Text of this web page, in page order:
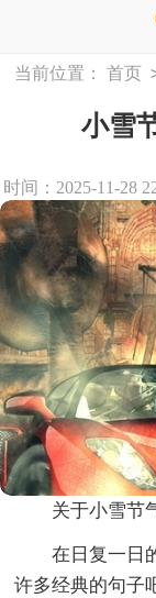
当前位置： 首页
小雪
时间：2025-11-28
关于小雪节
在日复一日
许多经典的句子